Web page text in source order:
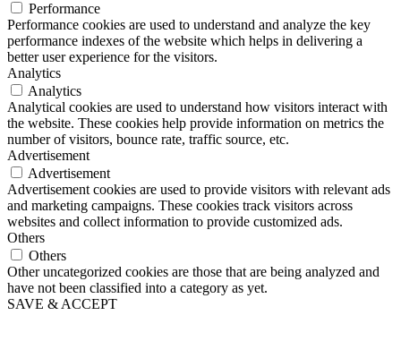
Performance
Performance cookies are used to understand and analyze the key
performance indexes of the website which helps in delivering a
better user experience for the visitors.
Analytics
Analytics
Analytical cookies are used to understand how visitors interact with
the website. These cookies help provide information on metrics the
number of visitors, bounce rate, traffic source, etc.
Advertisement
Advertisement
Advertisement cookies are used to provide visitors with relevant ads
and marketing campaigns. These cookies track visitors across
websites and collect information to provide customized ads.
Others
Others
Other uncategorized cookies are those that are being analyzed and
have not been classified into a category as yet.
SAVE & ACCEPT